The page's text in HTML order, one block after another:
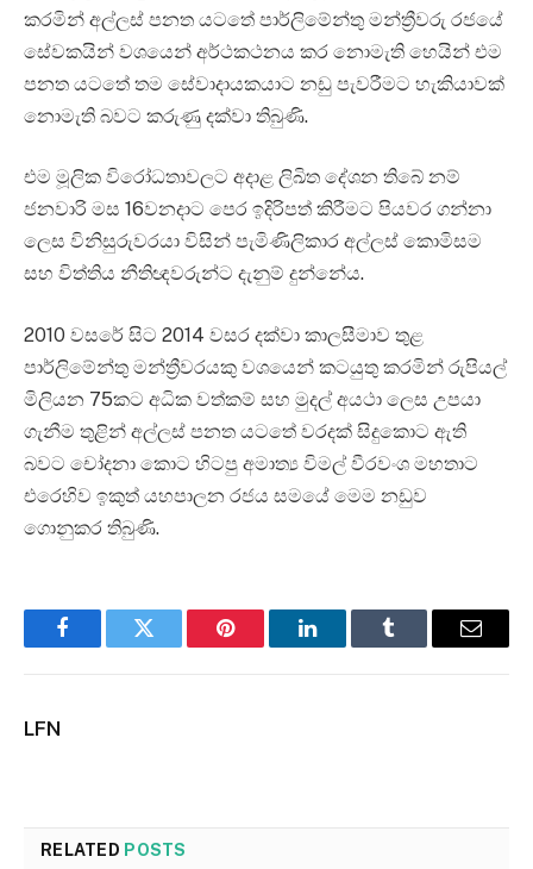
කරමින් අල්ලස් පනත යටතේ පාර්ලිමේන්තු මන්ත්‍රීවරු රජයේ
සේවකයින් වශයෙන් අර්ථකථනය කර නොමැති හෙයින් එම
පනත යටතේ තම සේවාදායකයාට නඩු පැවරීමට හැකියාවක්
නොමැති බවට කරුණු දක්වා තිබුණි.
එම මූලික විරෝධතාවලට අදාළ ලිඛිත දේශන තිබේ නම්
ජනවාරි මස 16වනදාට පෙර ඉදිරිපත් කිරීමට පියවර ගන්නා
ලෙස විනිසුරුවරයා විසින් පැමිණිලිකාර අල්ලස් කොමිසම
සහ විත්තිය නීතිඥවරුන්ට දැනුම් දුන්නේය.
2010 වසරේ සිට 2014 වසර දක්වා කාලසීමාව තුළ
පාර්ලිමේන්තු මන්ත්‍රීවරයකු වශයෙන් කටයුතු කරමින් රුපියල්
මිලියන 75කට අධික වත්කම් සහ මුදල් අයථා ලෙස උපයා
ගැනීම තුළින් අල්ලස් පනත යටතේ වරදක් සිදුකොට ඇති
බවට චෝදනා කොට හිටපු අමාත්‍ය විමල් වීරවංශ මහතාට
එරෙහිව ඉකුත් යහපාලන රජය සමයේ මෙම නඩුව
ගොනුකර තිබුණි.
FacebookTwitter Pinterest LinkedInTumblr Email
LFN
RELATED POSTS